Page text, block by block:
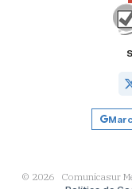
© 2026 Comunicasur